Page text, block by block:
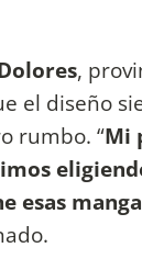
,
el diseño
rumbo. “Mi
esas